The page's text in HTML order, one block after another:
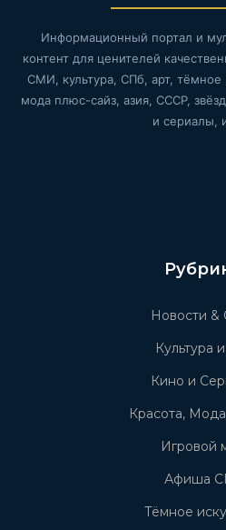
Информационный портал и
контент для ценителей
СМИ, культура, СПб, арт, тёмное
мода плюс-сайз, азия, СССР,
и сериалы,
Новости
Культура
Кино и
Красота,
Игровой
Афиша
Тёмное